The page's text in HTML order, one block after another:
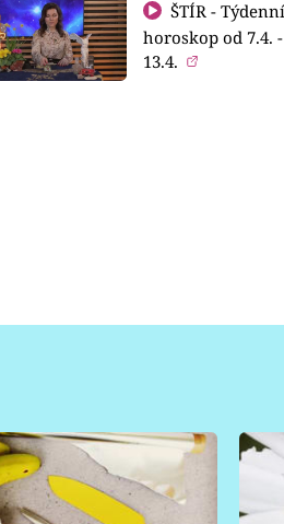
ŠTÍR - Týdenní
horoskop od 7.4. -
13.4.